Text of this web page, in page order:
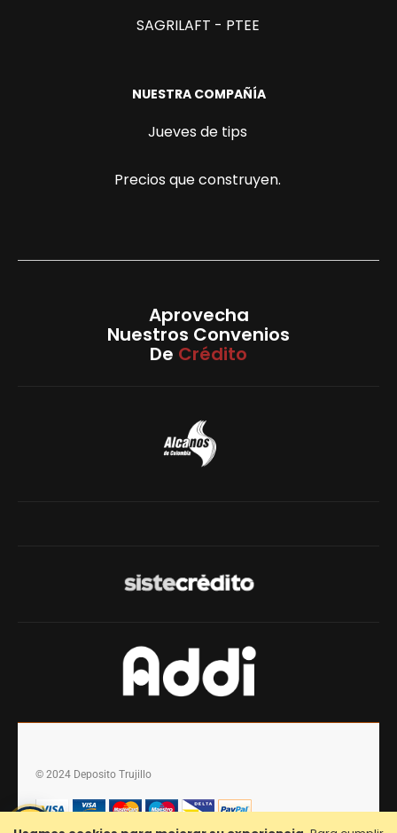
SAGRILAFT - PTEE
NUESTRA COMPAÑÍA
Jueves de tips
Precios que construyen.
Aprovecha
Nuestros Convenios
De Crédito
© 2024 Deposito Trujillo
💬